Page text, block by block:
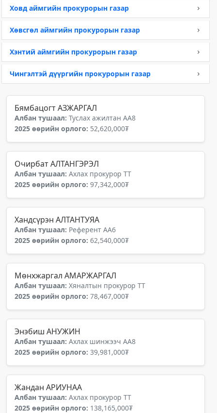
Ховд аймгийн прокурорын газар
Хөвсгөл аймгийн прокурорын газар
Хэнтий аймгийн прокурорын газар
Чингэлтэй дүүргийн прокурорын газар
Бямбацогт АЗЖАРГАЛ
Албан тушаал: Туслах ажилтан АА8
2025 өөрийн орлого: 52,620,000₮
Очирбат АЛТАНГЭРЭЛ
Албан тушаал: Ахлах прокурор ТТ
2025 өөрийн орлого: 97,342,000₮
Хандсүрэн АЛТАНТУЯА
Албан тушаал: Референт АА6
2025 өөрийн орлого: 62,540,000₮
Мөнхжаргал АМАРЖАРГАЛ
Албан тушаал: Хяналтын прокурор ТТ
2025 өөрийн орлого: 78,467,000₮
Энэбиш АНУЖИН
Албан тушаал: Ахлах шинжээч АА8
2025 өөрийн орлого: 39,981,000₮
Жандан АРИУНАА
Албан тушаал: Ахлах прокурор ТТ
2025 өөрийн орлого: 138,165,000₮